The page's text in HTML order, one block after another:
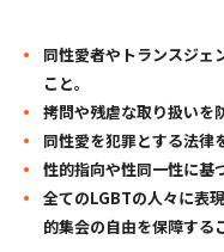
同性愛者やトランスジェ
こと。
拷問や残虐な取り扱いを
同性愛を犯罪とする法律
性的指向や性同一性に基
全てのLGBTの人々に表
的集会の自由を保障する